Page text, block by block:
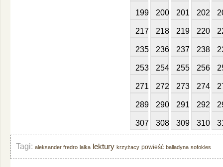
199 200 201 202
217 218 219 220
235 236 237 238
253 254 255 256
271 272 273 274
289 290 291 292
307 308 309 310
Tagi: aleksander fredro lalka lektury krzyżacy powieść balladyna sofokles